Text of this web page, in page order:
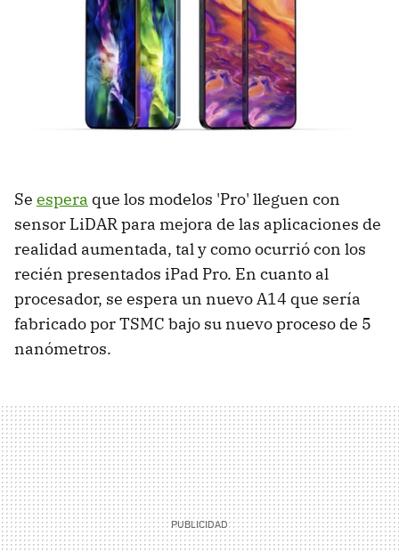
Se espera que los modelos 'Pro' lleguen con
sensor LiDAR para mejora de las aplicaciones de
realidad aumentada, tal y como ocurrió con los
recién presentados iPad Pro. En cuanto al
procesador, se espera un nuevo A14 que sería
fabricado por TSMC bajo su nuevo proceso de 5
nanómetros.